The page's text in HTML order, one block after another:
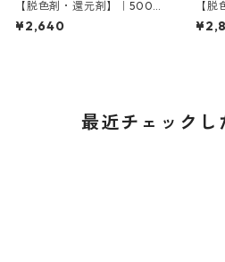
【脱色剤・還元剤】｜500g
｜ハイドロサルファイトコ
ンク｜ハイドロサルファイ
¥2,640
【
ハイ
ク｜
最近チェックし